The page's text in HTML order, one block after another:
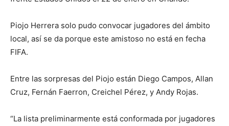
Piojo Herrera solo pudo convocar jugadores del ámbito
local, así se da porque este amistoso no está en fecha
FIFA.
Entre las sorpresas del Piojo están Diego Campos, Allan
Cruz, Fernán Faerron, Creichel Pérez, y Andy Rojas.
“La lista preliminarmente está conformada por jugadores